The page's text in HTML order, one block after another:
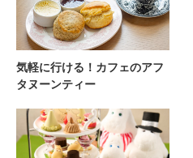
気軽に行ける！カフェのアフ
タヌーンティー